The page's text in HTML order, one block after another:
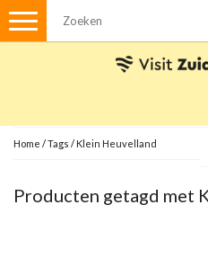
Menu
Met de auto
Visvergunningen
Home /Tags / Klein Heuvelland
Producten getagd met